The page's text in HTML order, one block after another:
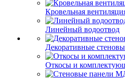
Кровельная
Линейный водоотвод
Декоративные
Откосы и